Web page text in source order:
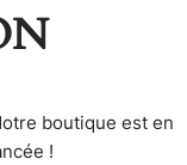
boutique est en
!